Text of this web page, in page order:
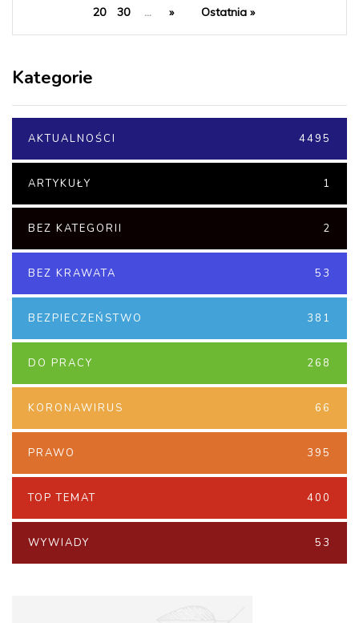
20
30 ... » Ostatnia »
Kategorie
AKTUALNOŚCI 4495
ARTYKUŁY 1
BEZ KATEGORII 2
BEZ KRAWATA 53
BEZPIECZEŃSTWO 381
DO PRACY 268
KORONAWIRUS 66
PRAWO 395
TOP TEMAT 400
WYWIADY 53